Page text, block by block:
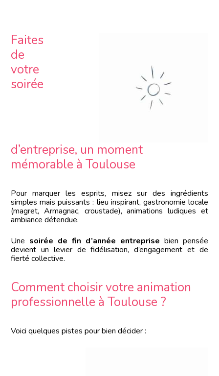
Faites
de
votre
soirée
d’entreprise, un moment
mémorable à Toulouse
Pour marquer les esprits, misez sur des ingrédients
simples mais puissants : lieu inspirant, gastronomie locale
(magret, Armagnac, croustade), animations ludiques et
ambiance détendue.
Une soirée de fin d’année entreprise bien pensée
devient un levier de fidélisation, d’engagement et de
fierté collective.
Comment choisir votre animation
professionnelle à Toulouse ?
Voici quelques pistes pour bien décider :